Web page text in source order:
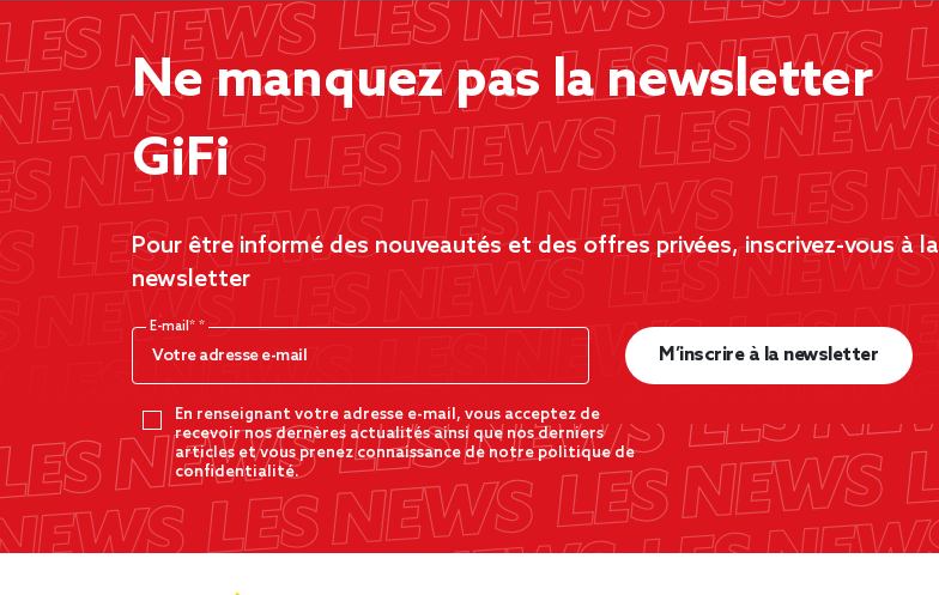
Ne manquez pas la newsletter
GiFi
Pour être informé des nouveautés et des offres privées, inscrivez-vous à la
newsletter
E-mail*
En renseignant votre adresse e-mail, vous acceptez de
recevoir nos dernères actualités ainsi que nos derniers
articles et vous prenez connaissance de notre politique de
confidentialité.
M’inscrire à la newsletter